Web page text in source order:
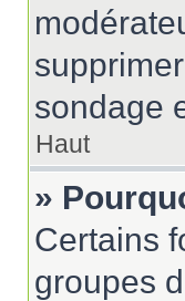
sondage
Haut
»
Certains
groupes